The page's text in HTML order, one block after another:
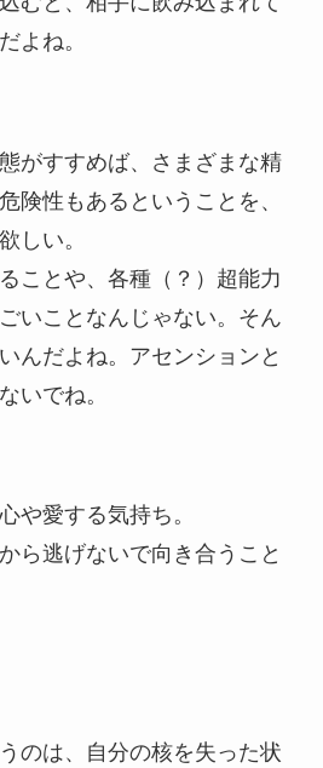
よね。
がすすめば、さまざまな精
険性もあるということを、
しい。
ことや、各種（？）超能力
いことなんじゃない。そん
んだよね。アセンションと
いでね。
や愛する気持ち。
ら逃げないで向き合うこと
のは、自分の核を失った状